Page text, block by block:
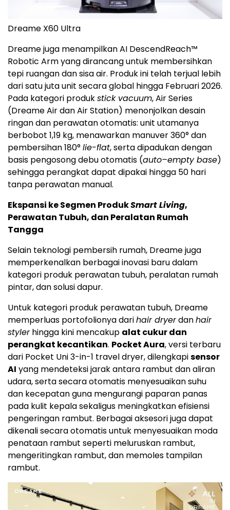
Dreame X60 Ultra
Dreame juga menampilkan AI DescendReach™
Robotic Arm yang dirancang untuk membersihkan
tepi ruangan dan sisa air. Produk ini telah terjual lebih
dari satu juta unit secara global hingga Februari 2026.
Pada kategori produkstick vacuum, Air Series
(Dreame Air dan Air Station) menonjolkan desain
ringan dan perawatan otomatis: unit utamanya
berbobot 1,19 kg, menawarkan manuver 360° dan
pembersihan 180°lie-flat, serta dipadukan dengan
basis pengosong debu otomatis (auto–empty base)
sehingga perangkat dapat dipakai hingga 50 hari
tanpa perawatan manual.
Ekspansi ke Segmen ProdukSmart Living,
Perawatan Tubuh, dan Peralatan Rumah
Tangga
Selain teknologi pembersih rumah, Dreame juga
memperkenalkan berbagai inovasi baru dalam
kategori produk perawatan tubuh, peralatan rumah
pintar, dan solusi dapur.
Untuk kategori produk perawatan tubuh, Dreame
memperluas portofolionya darihair dryerdanhair
stylerhingga kini mencakup alat cukur dan
perangkat kecantikan. Pocket Aura, versi terbaru
dari Pocket Uni 3-in-1 travel dryer, dilengkapisensor
AI yang mendeteksi jarak antara rambut dan aliran
udara, serta secara otomatis menyesuaikan suhu
dan kecepatan guna mengurangi paparan panas
pada kulit kepala sekaligus meningkatkan efisiensi
pengeringan rambut. Berbagai aksesori juga dapat
dikenali secara otomatis untuk menyesuaikan moda
penataan rambut seperti meluruskan rambut,
mengeritingkan rambut, dan memoles tampilan
rambut.